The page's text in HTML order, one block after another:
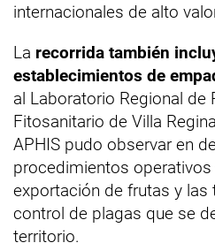
internacionales de alto
La recorrida también
establecimientos de
al Laboratorio Regional de
Fitosanitario de Villa
APHIS pudo observar en
procedimientos operativos
exportación de frutas y
control de plagas que se
territorio.